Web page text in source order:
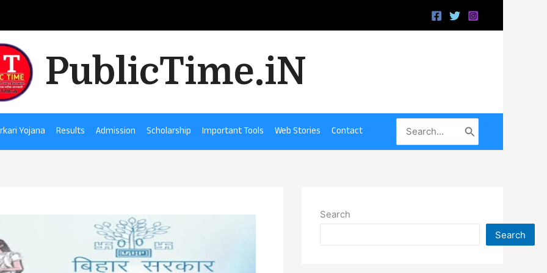
PublicTime.iN
Yojana Results Admission Scholarship Important Tools Web Stories Contact
for:
Search
Search